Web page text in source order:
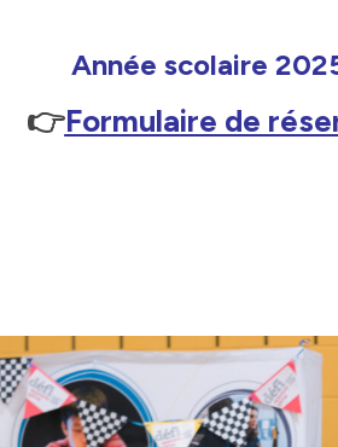
Année scolaire
👉Formulaire de